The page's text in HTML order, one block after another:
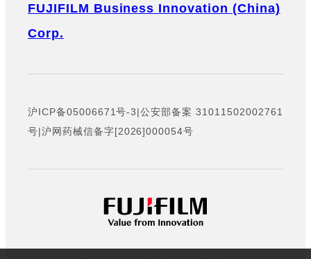
FUJIFILM Business Innovation (China)
Corp.
沪ICP备05006671号-3|公安部备案 31011502002761
号|沪网药械信备字[2026]000054号